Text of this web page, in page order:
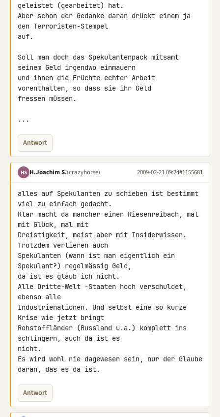
geleistet (gearbeitet) hat.
Aber schon der Gedanke daran drückt einem ja
den Terroristen-Stempel
auf.
Soll man doch das Spekulantenpack mitsamt
seinem Geld irgendwo einmauern
und ihnen die Früchte echter Arbeit
vorenthalten, so dass sie ihr Geld
fressen müssen.
...
Antwort
HS H.Joachim S.(crazyhorse) 2009-02-21 09:24#1155681
alles auf Spekulanten zu schieben ist bestimmt
viel zu einfach gedacht.
Klar macht da mancher einen Riesenreibach, mal
mit Glück, mal mit
Dreistigkeit, meist aber mit Insiderwissen.
Trotzdem verlieren auch
Spekulanten (wann ist man eigentlich ein
Spekulant?) regelmässig Geld,
da ist es glaub ich nicht.
Alle Dritte-Welt -Staaten hoch verschuldet,
ebenso alle
Industrienationen. Und selbst eine so kurze
Krise wie jetzt bringt
Rohstoffländer (Russland u.a.) komplett ins
schlingern, auch da ist es
nicht.
Es wird wohl nie dagewesen sein, nur der Glaube
daran, das es da ist.
Antwort